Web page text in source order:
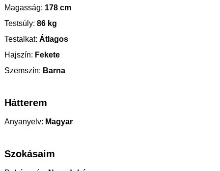
Magasság: 178 cm
Testsúly: 86 kg
Testalkat: Átlagos
Hajszín: Fekete
Szemszín: Barna
Hátterem
Anyanyelv: Magyar
Szokásaim